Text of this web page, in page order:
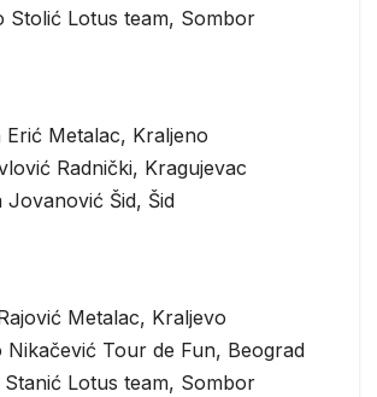
Stolić Lotus team, Sombor
Erić Metalac, Kraljeno
Radnički, Kragujevac
Jovanović Šid, Šid
Metalac, Kraljevo
Nikačević Tour de Fun, Beograd
Stanić Lotus team, Sombor